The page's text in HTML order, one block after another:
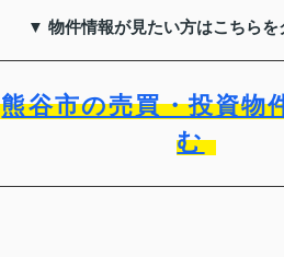
▼ 物件情報が見たい方はこちら
熊谷市の売買・投資物
む